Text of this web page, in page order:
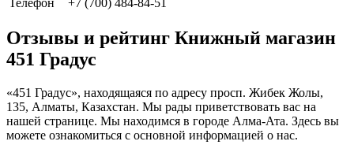
Отзывы и рейтинг Книжный магазин
451 Градус
«451 Градус», находящаяся по адресу просп. Жибек Жолы,
135, Алматы, Казахстан. Мы рады приветствовать вас на
нашей странице. Мы находимся в городе Алма-Ата. Здесь вы
можете ознакомиться с основной информацией о нас.